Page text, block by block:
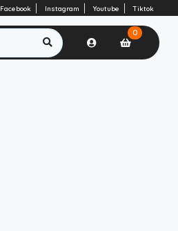
Facebook Instagram Youtube Tiktok
0